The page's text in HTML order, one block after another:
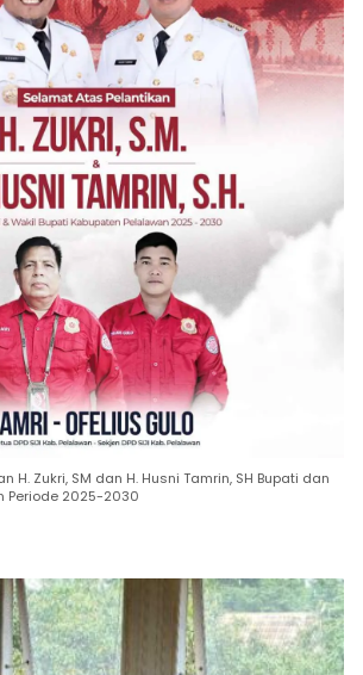
H. Zukri, SM dan H. Husni Tamrin, SH Bupati dan
Periode 2025-2030